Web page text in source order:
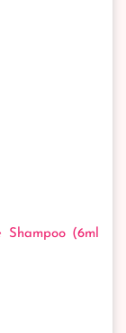
Shampoo (6ml